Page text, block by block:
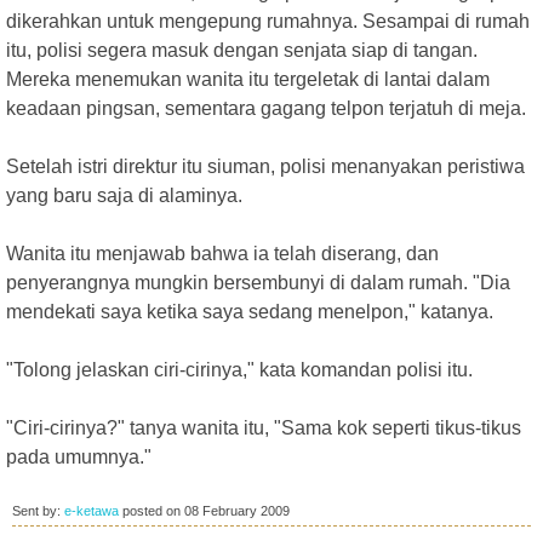
dikerahkan untuk mengepung rumahnya. Sesampai di rumah
itu, polisi segera masuk dengan senjata siap di tangan.
Mereka menemukan wanita itu tergeletak di lantai dalam
keadaan pingsan, sementara gagang telpon terjatuh di meja.
Setelah istri direktur itu siuman, polisi menanyakan peristiwa
yang baru saja di alaminya.
Wanita itu menjawab bahwa ia telah diserang, dan
penyerangnya mungkin bersembunyi di dalam rumah. "Dia
mendekati saya ketika saya sedang menelpon," katanya.
"Tolong jelaskan ciri-cirinya," kata komandan polisi itu.
"Ciri-cirinya?" tanya wanita itu, "Sama kok seperti tikus-tikus
pada umumnya."
Sent by: e-ketawa posted on 08 February 2009